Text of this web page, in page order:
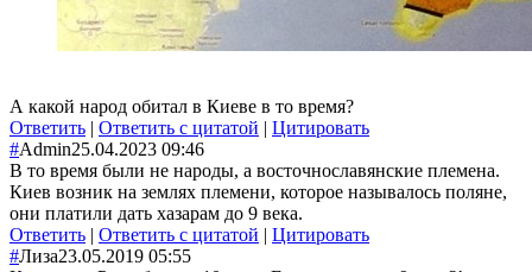
А какой народ обитал в Киеве в то время?
Ответить | Ответить с цитатой | Цитировать
#Admin25.04.2023 09:46
В то время были не народы, а восточнославянские племена.
Киев возник на землях племени, которое называлось поляне,
они платили дать хазарам до 9 века.
Ответить | Ответить с цитатой | Цитировать
#Лиза23.05.2019 05:55